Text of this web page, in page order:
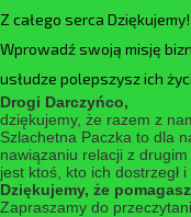
Drogi Darczyńco,
dziękujemy, że razem z
Szlachetna Paczka to dla
nawiązaniu relacji z
jest ktoś, kto ich dostrzegł
Dziękujemy, że
Zapraszamy do
Z całego serca Dziękujemy!
Wprowadź swoją misję
usłudze polepszysz ich